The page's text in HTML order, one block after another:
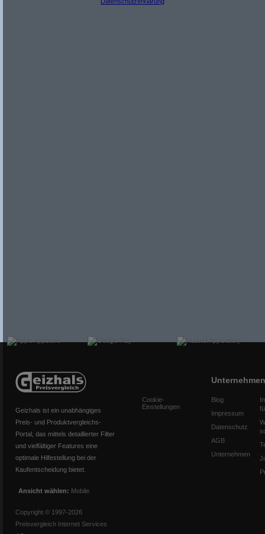
Geizhals ist ein unabhängiges
Preis- und Produktvergleichs-
Portal, das mittels detaillierter Filter
und vielfältiger Features eine
optimale Hilfestellung bei der
Kaufentscheidung bietet.
Ansicht wählen: Mobile
Copyright © 1997-2026
Preisvergleich Internet Services
Cookie-
Einstellungen
Unternehmen
Blog
Impressum
Datenschutz
AGB
Unternehmen